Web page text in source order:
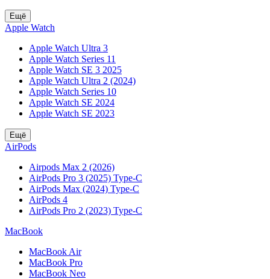
Ещё
Apple Watch
Apple Watch Ultra 3
Apple Watch Series 11
Apple Watch SE 3 2025
Apple Watch Ultra 2 (2024)
Apple Watch Series 10
Apple Watch SE 2024
Apple Watch SE 2023
Ещё
AirPods
Airpods Max 2 (2026)
AirPods Pro 3 (2025) Type-C
AirPods Max (2024) Type-C
AirPods 4
AirPods Pro 2 (2023) Type-C
MacBook
MacBook Air
MacBook Pro
MacBook Neo